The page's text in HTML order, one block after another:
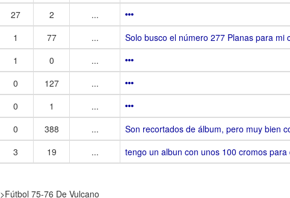
27 2
...
1 77 ...
Solo busco el número 277 Planas para
1 0
...
0 127
...
0 1
...
0 388 ...
Son recortados de álbum, pero muy bien
3 19 ... tengo un albun con unos 100 cromos
>Fútbol 75-76 De Vulcano